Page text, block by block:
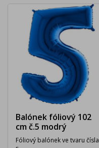
Balónek fóliový 102
cm č.5 modrý
Fóliový balónek ve tvaru čísla